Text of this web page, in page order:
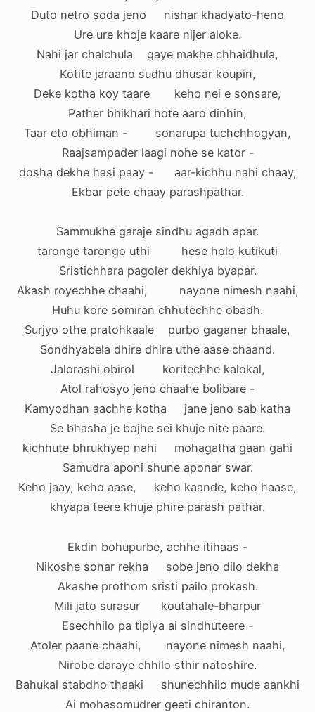
Duto netro soda jeno nishar khadyato-heno
Ure ure khoje kaare nijer aloke.
Nahi jar chalchula gaye makhe chhaidhula,
Kotite jaraano sudhu dhusar koupin,
Deke kotha koy taare keho nei e sonsare,
Pather bhikhari hote aaro dinhin,
Taar eto obhiman - sonarupa tuchchhogyan,
Raajsampader laagi nohe se kator -
dosha dekhe hasi paay - aar-kichhu nahi chaay,
Ekbar pete chaay parashpathar.
Sammukhe garaje sindhu agadh apar.
taronge tarongo uthi hese holo kutikuti
Sristichhara pagoler dekhiya byapar.
Akash royechhe chaahi, nayone nimesh naahi,
Huhu kore somiran chhutechhe obadh.
Surjyo othe pratohkaale purbo gaganer bhaale,
Sondhyabela dhire dhire uthe aase chaand.
Jalorashi obirol koritechhe kalokal,
Atol rahosyo jeno chaahe bolibare -
Kamyodhan aachhe kotha jane jeno sab katha
Se bhasha je bojhe sei khuje nite paare.
kichhute bhrukhyep nahi mohagatha gaan gahi
Samudra aponi shune aponar swar.
Keho jaay, keho aase, keho kaande, keho haase,
khyapa teere khuje phire parash pathar.
Ekdin bohupurbe, achhe itihaas -
Nikoshe sonar rekha sobe jeno dilo dekha
Akashe prothom sristi pailo prokash.
Mili jato surasur koutahale-bharpur
Esechhilo pa tipiya ai sindhuteere -
Atoler paane chaahi, nayone nimesh naahi,
Nirobe daraye chhilo sthir natoshire.
Bahukal stabdho thaaki shunechhilo mude aankhi
Ai mohasomudrer geeti chiranton.